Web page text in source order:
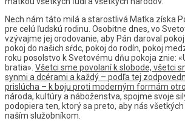
Nech nám táto milá a starostlivá Matka získa
pre celú ľudskú rodinu. Osobitne dnes, vo
vzývajme jej orodovanie, aby Pán daroval
pokoj do našich sŕdc, pokoj do rodín, pokoj
roku posolstvo k Svetovému dňu pokoja znie:
bratia». Všetci sme povolaní k slobode, všetci
synmi a dcérami a každý – podľa tej
prislúcha – k boju proti moderným formám
národa, kultúry a náboženstva, spojme svoje
podopiera ten, ktorý sa preto, aby nás
naším služobníkom.